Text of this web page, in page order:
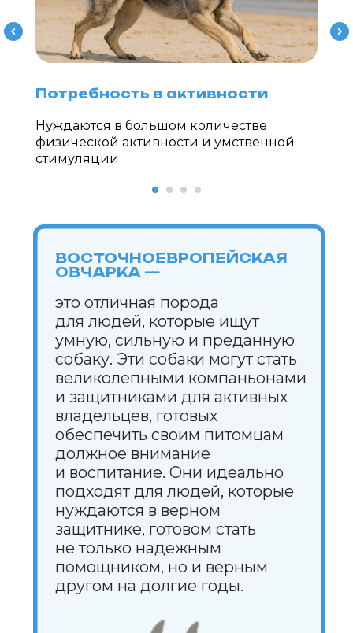
Потребность в активности
Нуждаются в большом количестве
физической активности и умственной
стимуляции